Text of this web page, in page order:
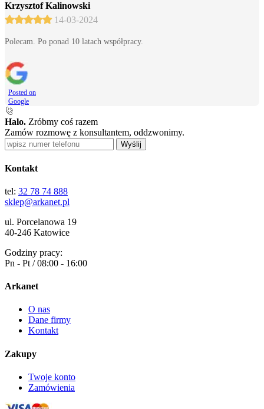
Krzysztof Kalinowski
14-03-2024
Polecam. Po ponad 10 latach współpracy.
Posted on
Google
Halo. Zróbmy coś razem
Zamów rozmowę z konsultantem, oddzwonimy.
Wyślij
Kontakt
tel: 32 78 74 888
sklep@arkanet.pl
ul. Porcelanowa 19
40-246 Katowice
Godziny pracy:
Pn - Pt / 08:00 - 16:00
Arkanet
O nas
Dane firmy
Kontakt
Zakupy
Twoje konto
Zamówienia